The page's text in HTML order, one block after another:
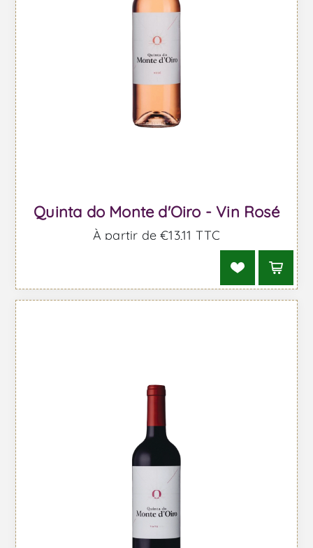
Quinta do Monte d'Oiro - Vin Rosé
À partir de €13,11 TTC